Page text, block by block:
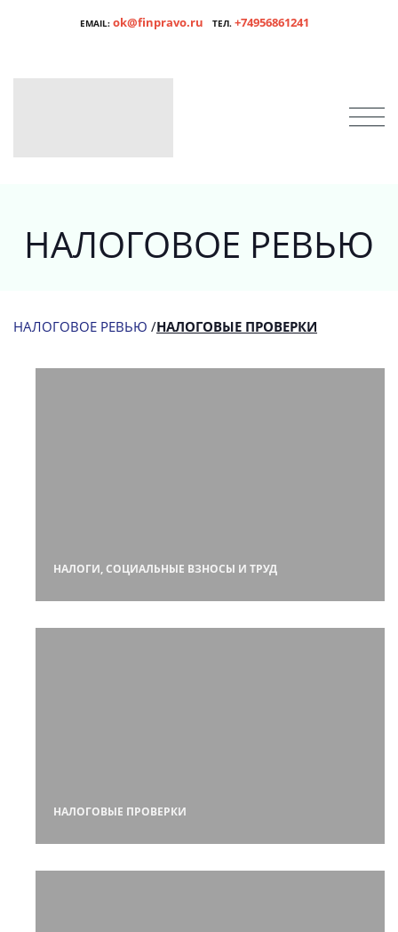
EMAIL: ok@finpravo.ru ТЕЛ. +74956861241
НАЛОГОВОЕ РЕВЬЮ
НАЛОГОВОЕ РЕВЬЮ /НАЛОГОВЫЕ ПРОВЕРКИ
НАЛОГИ, СОЦИАЛЬНЫЕ ВЗНОСЫ И ТРУД
НАЛОГОВЫЕ ПРОВЕРКИ